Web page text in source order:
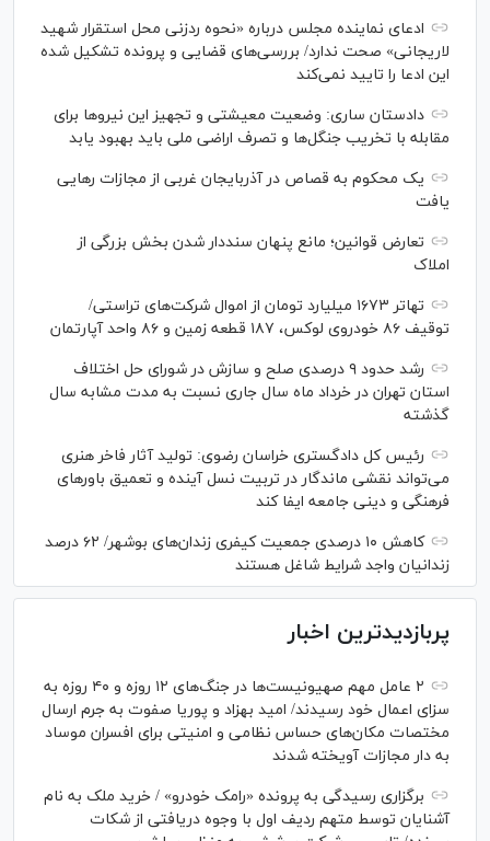
ادعای نماینده مجلس درباره «نحوه ردزنی محل استقرار شهید
لاریجانی» صحت ندارد/ بررسی‌های قضایی و پرونده تشکیل شده
این ادعا را تایید نمی‌کند
دادستان ساری: وضعیت معیشتی و تجهیز این نیرو‌ها برای
مقابله با تخریب جنگل‌ها و تصرف اراضی ملی باید بهبود یابد
یک محکوم به قصاص در آذربایجان‌ غربی از مجازات رهایی
یافت
تعارض قوانین؛ مانع پنهان سنددار شدن بخش بزرگی از
املاک
تهاتر ۱۶۷۳ میلیارد تومان از اموال شرکت‌های تراستی/
توقیف ۸۶ خودروی لوکس، ۱۸۷ قطعه زمین و ۸۶ واحد آپارتمان
رشد حدود ۹ درصدی صلح و سازش در شورای حل اختلاف
استان تهران در خرداد ماه سال جاری نسبت به مدت مشابه سال
گذشته
رئیس کل دادگستری خراسان رضوی: تولید آثار فاخر هنری
می‌تواند نقشی ماندگار در تربیت نسل آینده و تعمیق باور‌های
فرهنگی و دینی جامعه ایفا کند
کاهش ۱۰ درصدی جمعیت کیفری زندان‌های بوشهر/ ۶۲ درصد
زندانیان واجد شرایط شاغل هستند
پربازدیدترین اخبار
۲ عامل مهم صهیونیست‌ها در جنگ‌های ۱۲ روزه و ۴۰ روزه به
سزای اعمال خود رسیدند/ امید بهزاد و پوریا صفوت به جرم ارسال
مختصات مکان‌های حساس نظامی و امنیتی برای افسران موساد
به دار مجازات آویخته شدند
برگزاری رسیدگی به پرونده «رامک خودرو» / خرید ملک به نام
آشنایان توسط متهم ردیف اول با وجوه دریافتی از شکات